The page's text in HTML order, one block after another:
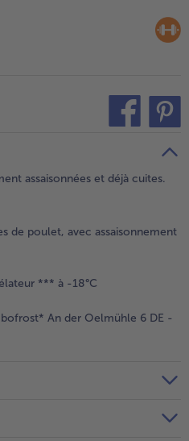
assaisonnées et déjà cuites.
de poulet, avec assaisonnement
*** à -18°C
An der Oelmühle 6 DE -